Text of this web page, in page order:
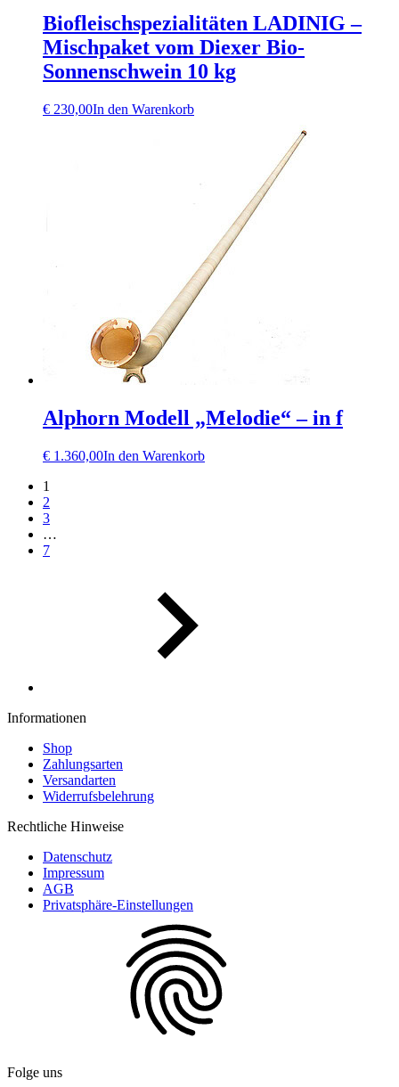
Biofleischspezialitäten LADINIG –
Mischpaket vom Diexer Bio-
Sonnenschwein 10 kg
€ 230,00In den Warenkorb
Alphorn Modell „Melodie“ – in f
€ 1.360,00In den Warenkorb
1
2
3
…
7
Informationen
Shop
Zahlungsarten
Versandarten
Widerrufsbelehrung
Rechtliche Hinweise
Datenschutz
Impressum
AGB
Privatsphäre-Einstellungen
Folge uns